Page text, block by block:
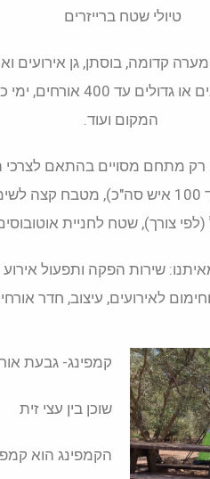
טיולי שטח ברייזרים
קדומה, בוסתן, גן אירועים
אירועים לבחירתכם החל
המקום ועוד.
מתחם מסויים בהתאם לצרכי
משותפים, ריהוט אלטרנטיבי וספסלי פיקניק
צורך), שטח לחניית
שירות הפקה ותפעול
לאירועים, עיצוב, חדר
קמפינג- גבעת
שוכן בין עצי זית
הקמפינג הוא